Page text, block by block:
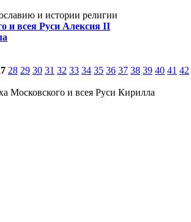
и истории религии
и всея Руси Алексия II
28 29 30 31 32 33 34 35 36 37 38 39 40 41 42
Московского и всея Руси Кирилла